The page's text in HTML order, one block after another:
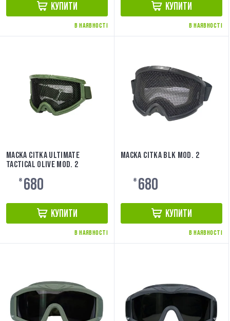
КУПИТИ
В НАЯВНОСТІ
КУПИТИ
В НАЯВНОСТІ
МАСКА СІТКА ULTIMATE
TACTICAL OLIVE MOD. 2
₴ 680
КУПИТИ
В НАЯВНОСТІ
МАСКА СІТКА BLK MOD. 2
₴ 680
КУПИТИ
В НАЯВНОСТІ